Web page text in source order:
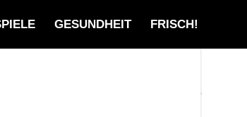
GESUNDHEIT FRISCH!